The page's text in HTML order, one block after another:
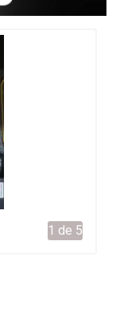
1 de 5